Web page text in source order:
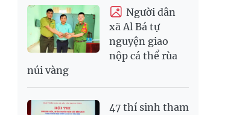
Người dân
xã Al Bá tự
nguyện giao
nộp cá thể rùa
núi vàng
47 thí sinh tham